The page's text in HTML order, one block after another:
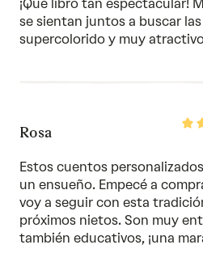
5
¡Qué libro tan espectacular!
se sientan juntos a buscar las
supercolorido y muy
of
Rosa
Estos cuentos
un ensueño. Empecé a
voy a seguir con esta
próximos nietos. Son muy
también educativos, ¡una